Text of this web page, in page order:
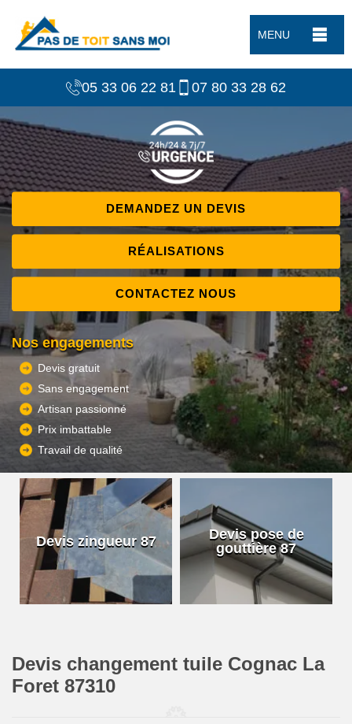
MENU
05 33 06 22 81 07 80 33 28 62
DEMANDEZ UN DEVIS
RÉALISATIONS
CONTACTEZ NOUS
Nos engagements
Devis gratuit
Sans engagement
Artisan passionné
Prix imbattable
Travail de qualité
Devis zingueur 87
Devis pose de
gouttière 87
Devis changement tuile Cognac La
Foret 87310